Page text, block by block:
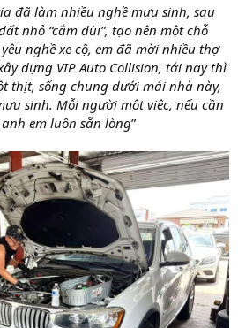
đã làm nhiều nghề mưu sinh, sau
nhỏ “cắm dùi”, tạo nên một chỗ
nghề xe cộ, em đã mời nhiều thợ
dựng VIP Auto Collision, tới nay thì
thịt, sống chung dưới mái nhà này,
sinh. Mỗi người một việc, nếu cần
em luôn sẵn lòng”